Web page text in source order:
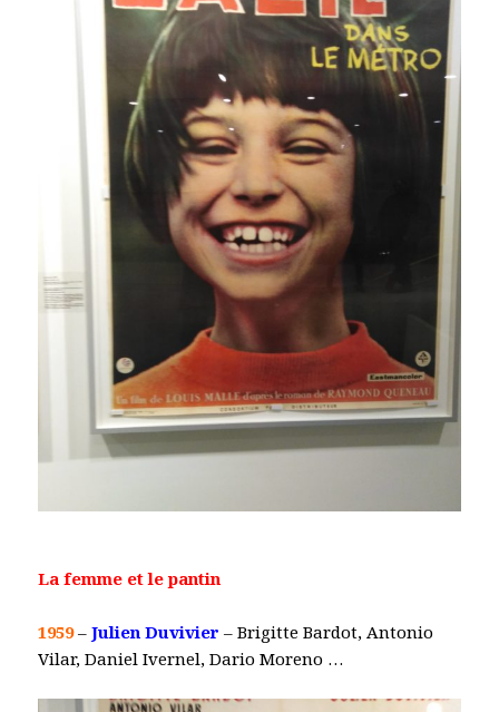
La femme et le pantin
1959–Julien Duvivier – Brigitte Bardot, Antonio
Vilar, Daniel Ivernel, Dario Moreno …